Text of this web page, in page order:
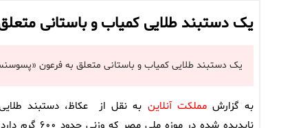
یک دستبند طلایی کمیاب و باستانی
یک دستبند طلایی کمیاب و باستانی متعلق به فرعون
به گزارشمملکت آنلاین به نقل از عکاظ، دستبند